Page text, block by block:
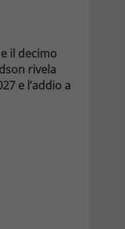
il decimo
rivela
e l’addio a